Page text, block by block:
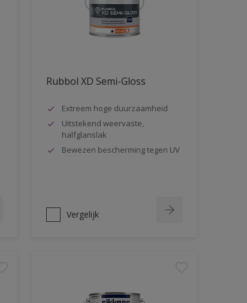
Rubbol XD Semi-Gloss
Extreem hoge duurzaamheid
Uitstekend weervaste,
halfglanslak
Bewezen bescherming tegen UV
Vergelijk